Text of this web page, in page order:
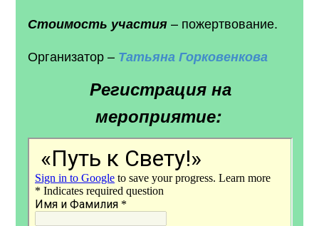
Стоимость участия– пожертвование.
Организатор – Татьяна Горковенкова
Регистрация на
мероприятие: